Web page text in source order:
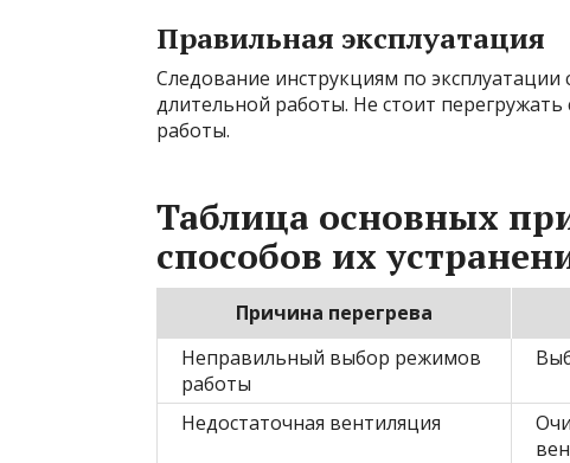
Правильная эксплуатация
Следование инструкциям по эксплуатации
длительной работы. Не стоит
работы.
Таблица основных
способов их
Причина перегрева
Неправильный выбор режимов
работы
Недостаточная вентиляция